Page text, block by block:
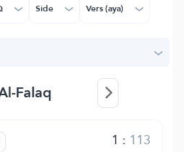
Side Vers (aya)
Falaq
1 : 113